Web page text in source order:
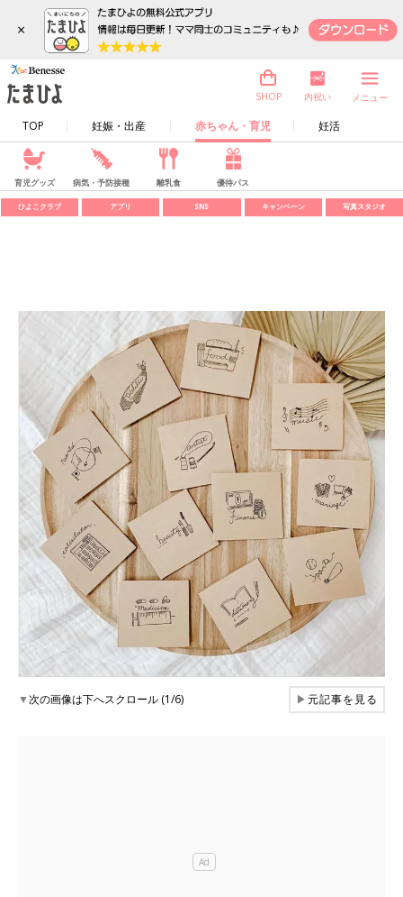
×
TOP 妊娠・出産 赤ちゃん・育児 妊活
SHOP 内祝い メニュー
育児グッズ 病気・予防接種 離乳食 優待パス
ひよこクラブ アプリ SNS キャンペーン 写真スタジオ
▼次の画像は下へスクロール (1/6) ▶元記事を見る